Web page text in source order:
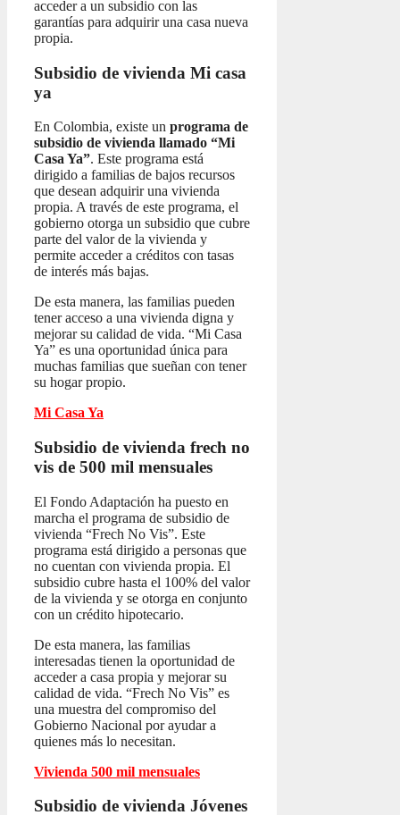
acceder a un subsidio con las
garantías para adquirir una casa nueva
propia.
Subsidio de vivienda Mi casa
ya
En Colombia, existe un programa de
subsidio de vivienda llamado “Mi
Casa Ya”. Este programa está
dirigido a familias de bajos recursos
que desean adquirir una vivienda
propia. A través de este programa, el
gobierno otorga un subsidio que cubre
parte del valor de la vivienda y
permite acceder a créditos con tasas
de interés más bajas.
De esta manera, las familias pueden
tener acceso a una vivienda digna y
mejorar su calidad de vida. “Mi Casa
Ya” es una oportunidad única para
muchas familias que sueñan con tener
su hogar propio.
Mi Casa Ya
Subsidio de vivienda frech no
vis de 500 mil mensuales
El Fondo Adaptación ha puesto en
marcha el programa de subsidio de
vivienda “Frech No Vis”. Este
programa está dirigido a personas que
no cuentan con vivienda propia. El
subsidio cubre hasta el 100% del valor
de la vivienda y se otorga en conjunto
con un crédito hipotecario.
De esta manera, las familias
interesadas tienen la oportunidad de
acceder a casa propia y mejorar su
calidad de vida. “Frech No Vis” es
una muestra del compromiso del
Gobierno Nacional por ayudar a
quienes más lo necesitan.
Vivienda 500 mil mensuales
Subsidio de vivienda Jóvenes